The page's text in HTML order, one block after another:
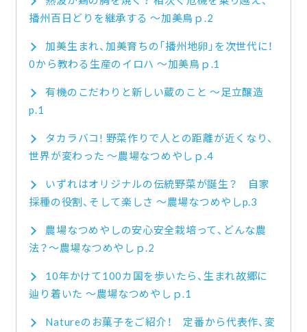
播州百日どりを継承する ～加美鳥ｐ.2
加美生まれ、加美育ちの「播州地卵」を次世代に！
0から教わる生産のイロハ ～加美鳥ｐ.1
有機のこだわりと新しい蔵のこと ～足立醸造
p.1
タカラバコ! 野菜作りで人との距離が近くなり、
世界が変わった ～農場なつめやしｐ.4
いずれはオリジナルの伝統野菜が誕生？ 自家
採種の役割、そして楽しさ ～農場なつめやしp.3
農場なつめやしの安心安全栽培って、どんな農
法？～農場なつめやしｐ.2
10年かけて100カ国を歩いたら、生まれ故郷に
辿り着いた ～農場なつめやしｐ.1
Natureのお菓子をご紹介！ 定番から代表作、変